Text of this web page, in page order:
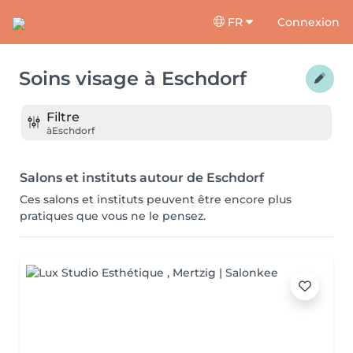
FR Connexion
Soins visage à Eschdorf
Filtre
àEschdorf
Salons et instituts autour de Eschdorf
Ces salons et instituts peuvent être encore plus
pratiques que vous ne le pensez.